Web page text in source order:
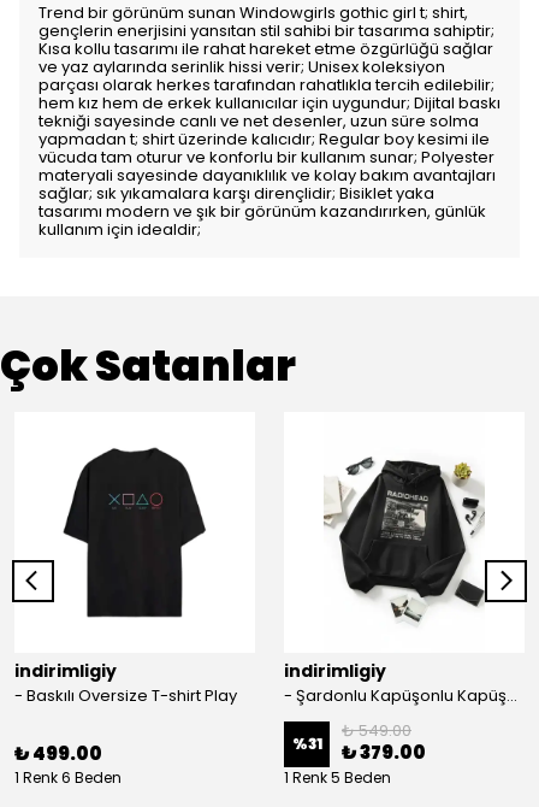
Trend bir görünüm sunan Windowgirls gothic girl t; shirt,
gençlerin enerjisini yansıtan stil sahibi bir tasarıma sahiptir;
Kısa kollu tasarımı ile rahat hareket etme özgürlüğü sağlar
ve yaz aylarında serinlik hissi verir; Unisex koleksiyon
parçası olarak herkes tarafından rahatlıkla tercih edilebilir;
hem kız hem de erkek kullanıcılar için uygundur; Dijital baskı
tekniği sayesinde canlı ve net desenler, uzun süre solma
yapmadan t; shirt üzerinde kalıcıdır; Regular boy kesimi ile
vücuda tam oturur ve konforlu bir kullanım sunar; Polyester
materyali sayesinde dayanıklılık ve kolay bakım avantajları
sağlar; sık yıkamalara karşı dirençlidir; Bisiklet yaka
tasarımı modern ve şık bir görünüm kazandırırken, günlük
kullanım için idealdir;
Çok Satanlar
indirimligiy
- Baskılı Oversize T-shirt Play
₺ 499.00
1 Renk 6 Beden
indirimligiy
- Şardonlu Kapüşonlu Kapüşonlu Kanguru Cep Oversize Lastik Paça Sweatshirt Takimi
%31
₺ 549.00
₺ 379.00
1 Renk 5 Beden